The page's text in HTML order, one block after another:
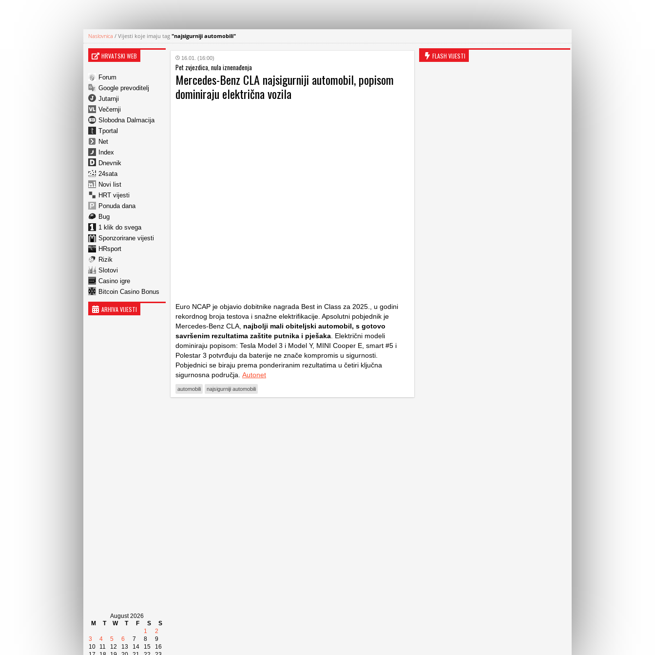
Naslovnica / Vijesti koje imaju tag "najsigurniji automobili"
HRVATSKI WEB
Forum
Google prevoditelj
Jutarnji
Večernji
Slobodna Dalmacija
Tportal
Net
Index
Dnevnik
24sata
Novi list
HRT vijesti
Ponuda dana
Bug
1 klik do svega
Sponzorirane vijesti
HRsport
Rizik
Slotovi
Casino igre
Bitcoin Casino Bonus
ARHIVA VIJESTI
August 2026
M
T W T F S
S
1
2
3
4 5 6 7 8
9
10
11 12 13 14 15
16
16.01. (16:00)
Pet zvjezdica, nula iznenađenja
Mercedes-Benz CLA najsigurniji automobil, popisom
dominiraju električna vozila
Euro NCAP je objavio dobitnike nagrada Best in Class za 2025., u godini
rekordnog broja testova i snažne elektrifikacije. Apsolutni pobjednik je
Mercedes-Benz CLA, najbolji mali obiteljski automobil, s gotovo
savršenim rezultatima zaštite putnika i pješaka . Električni modeli
dominiraju popisom: Tesla Model 3 i Model Y, MINI Cooper E, smart #5 i
Polestar 3 potvrđuju da baterije ne znače kompromis u sigurnosti.
Pobjednici se biraju prema ponderiranim rezultatima u četiri ključna
sigurnosna područja. Autonet
automobili najsigurniji automobili
FLASH VIJESTI